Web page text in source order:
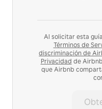
Al solicitar esta
Términos de
discriminación de
Privacidad de
que Airbnb